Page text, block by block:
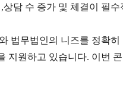
,상담 수 증가 및 체결이 필수
법무법인의 니즈를 정확히
지원하고 있습니다. 이번